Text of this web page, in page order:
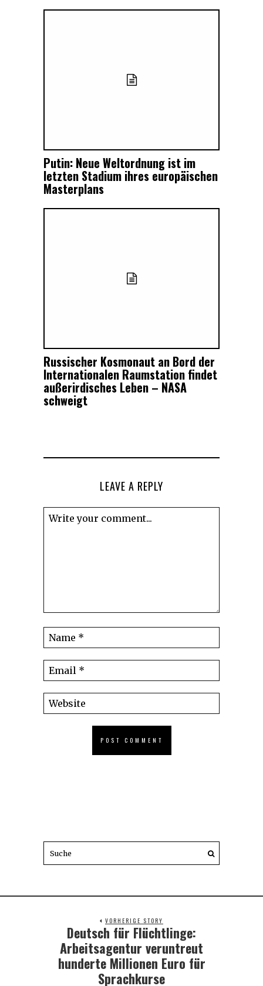
Putin: Neue Weltordnung ist im
letzten Stadium ihres europäischen
Masterplans
Russischer Kosmonaut an Bord der
Internationalen Raumstation findet
außerirdisches Leben – NASA
schweigt
LEAVE A REPLY
VORHERIGE STORY
Previous
Deutsch für Flüchtlinge:
Arbeitsagentur veruntreut
hunderte Millionen Euro für
Sprachkurse